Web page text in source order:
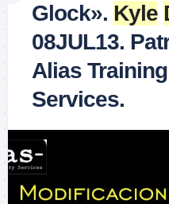
Glock». Kyle
08JUL13.
Alias
Services.